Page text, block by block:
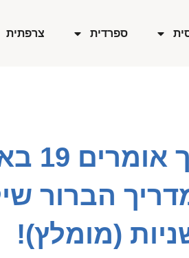
ספרדית צרפתית
איך
הברור
(מומלץ)!